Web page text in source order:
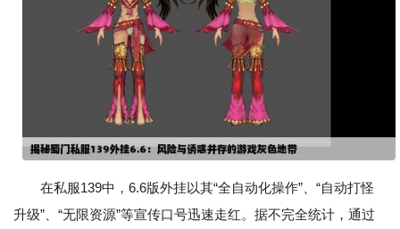
在私服139中，6.6版外挂以其“全自动化操作”、“自动打怪
升级”、“无限资源”等宣传口号迅速走红。据不完全统计，通过